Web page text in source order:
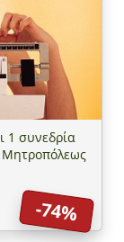
1 συνεδρία
-74%